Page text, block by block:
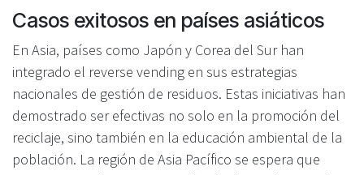
Casos exitosos en países asiáticos
En Asia, países como Japón y Corea del Sur han
integrado el reverse vending en sus estrategias
nacionales de gestión de residuos. Estas iniciativas han
demostrado ser efectivas no solo en la promoción del
reciclaje, sino también en la educación ambiental de la
población. La región de Asia Pacífico se espera que